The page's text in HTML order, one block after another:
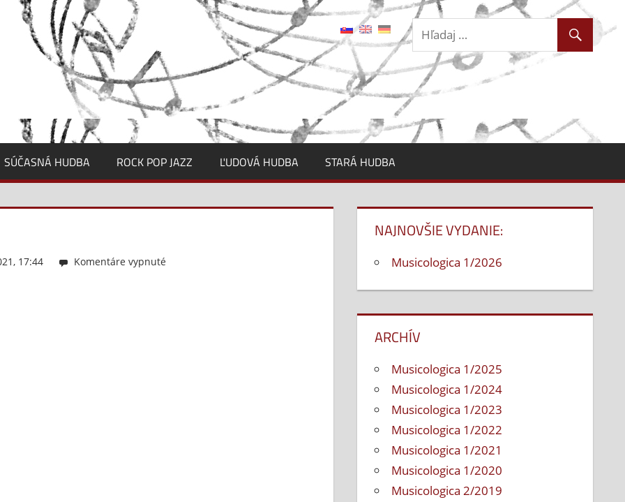
SÚČASNÁ HUDBA ROCK POP JAZZ ĽUDOVÁ HUDBA STARÁ HUDBA
17:44 Komentáre vypnuté
NAJNOVŠIE VYDANIE:
Musicologica 1/2026
ARCHÍV
Musicologica 1/2025
Musicologica 1/2024
Musicologica 1/2023
Musicologica 1/2022
Musicologica 1/2021
Musicologica 1/2020
Musicologica 2/2019